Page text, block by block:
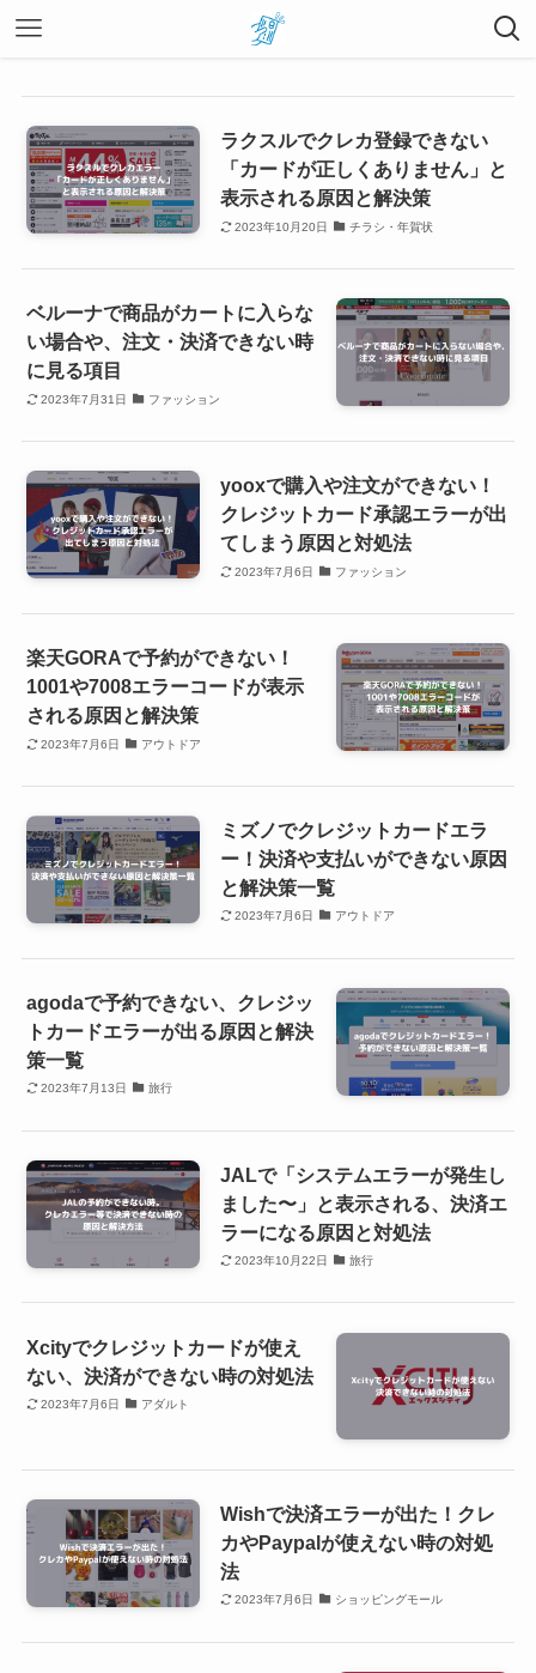
ラクスルでクレカ登録できない
「カードが正しくありません」と
表示される原因と解決策
2023年10月20日 チラシ・年賀状
ベルーナで商品がカートに入らな
い場合や、注文・決済できない時
に見る項目
2023年7月31日 ファッション
yooxで購入や注文ができない！
クレジットカード承認エラーが出
てしまう原因と対処法
2023年7月6日 ファッション
楽天GORAで予約ができない！
1001や7008エラーコードが表示
される原因と解決策
2023年7月6日 アウトドア
ミズノでクレジットカードエラ
ー！決済や支払いができない原因
と解決策一覧
2023年7月6日 アウトドア
agodaで予約できない、クレジッ
トカードエラーが出る原因と解決
策一覧
2023年7月13日 旅行
JALで「システムエラーが発生し
ました〜」と表示される、決済エ
ラーになる原因と対処法
2023年10月22日 旅行
Xcityでクレジットカードが使え
ない、決済ができない時の対処法
2023年7月6日 アダルト
Wishで決済エラーが出た！クレ
カやPaypalが使えない時の対処
法
2023年7月6日 ショッピングモール